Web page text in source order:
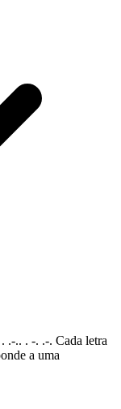
.-.. . -. .-. Cada letra
a uma